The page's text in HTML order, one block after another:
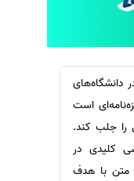
دانشگاه‌های
است
را جلب کند.
کلیدی در
متن با هدف